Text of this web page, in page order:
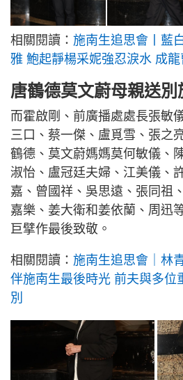
相關閱讀： 施南生追思會丨藍
雅 鮑起靜楊采妮強忍淚水 成龍
唐鶴德莫文蔚母親送別
而霍啟剛、前廣播處處長張敏
三口、蔡一傑、盧覓雪、張之
鶴德、莫文蔚媽媽莫何敏儀、
淑怡、盧冠廷夫婦、江美儀、
嘉、曾國祥、吳思遠、張同祖
嘉樂、姜大衛和姜依蘭、周迅
巨擘作最後致敬。
相關閱讀： 施南生追思會｜林
伴施南生最後時光 前夫與多位
別